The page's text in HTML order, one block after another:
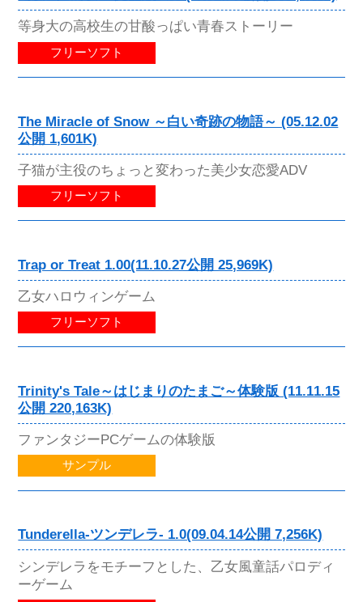
等身大の高校生の甘酸っぱい青春ストーリー
フリーソフト
The Miracle of Snow ～白い奇跡の物語～ (05.12.02
公開 1,601K)
子猫が主役のちょっと変わった美少女恋愛ADV
フリーソフト
Trap or Treat 1.00(11.10.27公開 25,969K)
乙女ハロウィンゲーム
フリーソフト
Trinity's Tale～はじまりのたまご～体験版 (11.11.15
公開 220,163K)
ファンタジーPCゲームの体験版
サンプル
Tunderella-ツンデレラ- 1.0(09.04.14公開 7,256K)
シンデレラをモチーフとした、乙女風童話パロディ
ーゲーム